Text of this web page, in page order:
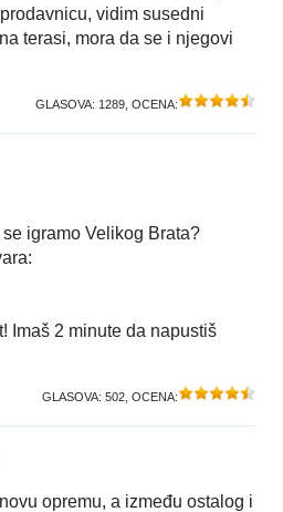
vidim susedni
terasi, mora da se i njegovi
GLASOVA: 1289 , OCENA:
igramo Velikog Brata?
Imaš 2 minute da napustiš
GLASOVA: 502 , OCENA:
opremu, a između ostalog i